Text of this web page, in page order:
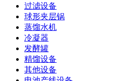
过滤设备
球形夹层锅
蒸馏水机
冷凝器
发酵罐
精馏设备
其他设备